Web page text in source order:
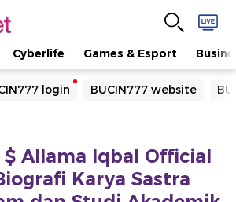
Cyberlife Games & Esport
login BUCIN777 website
dicari
$ Allama Iqbal Official
Karya Sastra